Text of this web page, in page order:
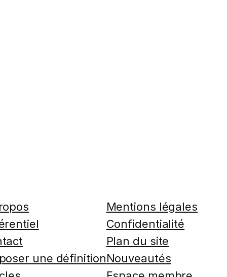
une définition
Mentions légales
Confidentialité
Plan du site
Nouveautés